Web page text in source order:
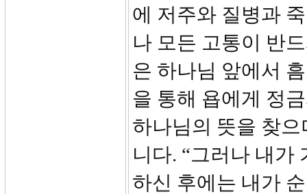
에 저주와 질병과
나 모든 고통이 반
은 하나님 앞에서
을 통해 욥에게 정
하나님의 뜻을 찾
니다. “그러나 내가
하신 후에는 내가